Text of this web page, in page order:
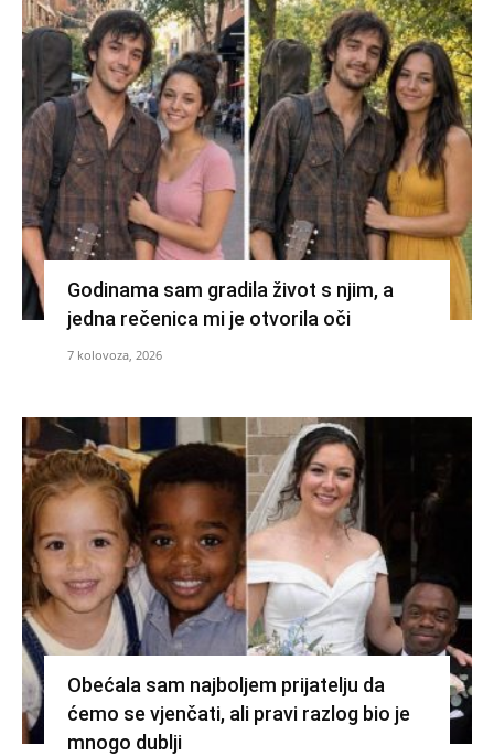
Godinama sam gradila život s njim, a
jedna rečenica mi je otvorila oči
7 kolovoza, 2026
Obećala sam najboljem prijatelju da
ćemo se vjenčati, ali pravi razlog bio je
mnogo dublji